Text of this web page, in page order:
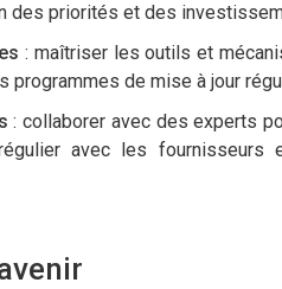
des priorités et des
: maîtriser les outils et
de mise à jour
: collaborer avec des experts
avec les